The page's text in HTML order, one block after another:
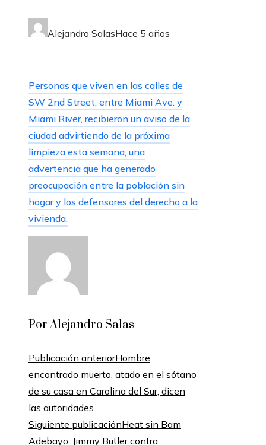
Alejandro SalasHace 5 años
Personas que viven en las calles de
SW 2nd Street, entre Miami Ave. y
Miami River, recibieron un aviso de la
ciudad advirtiendo de la próxima
limpieza esta semana, una
advertencia que ha generado
preocupación entre la población sin
hogar y los defensores del derecho a la
vivienda.
Por Alejandro Salas
Publicación anteriorHombre
encontrado muerto, atado en el sótano
de su casa en Carolina del Sur, dicen
las autoridades
Siguiente publicaciónHeat sin Bam
Adebayo, Jimmy Butler contra